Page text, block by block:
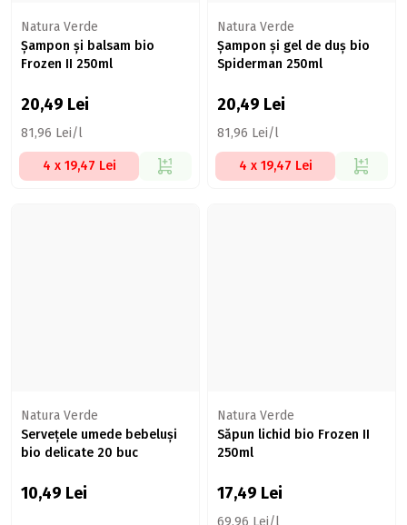
Natura Verde
Șampon și balsam bio
Frozen II 250ml
20,49 Lei
81,96 Lei/l
4 x 19,47 Lei
Natura Verde
Șampon și gel de duș bio
Spiderman 250ml
20,49 Lei
81,96 Lei/l
4 x 19,47 Lei
Natura Verde
Servețele umede bebeluși
bio delicate 20 buc
10,49 Lei
Natura Verde
Săpun lichid bio Frozen II
250ml
17,49 Lei
69,96 Lei/l